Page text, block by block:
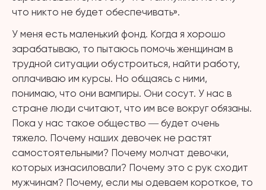
что никто не будет обеспечивать».
У меня есть маленький фонд. Когда я хорошо
зарабатываю, то пытаюсь помочь женщинам в
трудной ситуации обустроиться, найти работу,
оплачиваю им курсы. Но общаясь с ними,
понимаю, что они вампиры. Они сосут. У нас в
стране люди считают, что им все вокруг обязаны.
Пока у нас такое общество ― будет очень
тяжело. Почему наших девочек не растят
самостоятельными? Почему молчат девочки,
которых изнасиловали? Почему это с рук сходит
мужчинам? Почему, если мы одеваем короткое, то